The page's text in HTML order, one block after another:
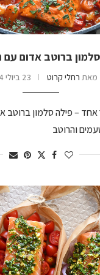
סלמון ברוטב אדום עם
מאת רחלי קרוט 23 ביולי 2024
– פילה סלמון ברוטב
והרוטב